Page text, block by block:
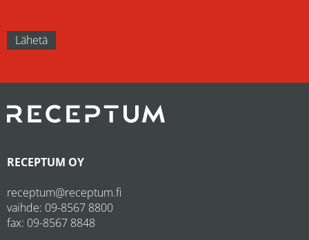
RECEPTUM OY
receptum@receptum.fi
vaihde: 09-8567 8800
fax: 09-8567 8848